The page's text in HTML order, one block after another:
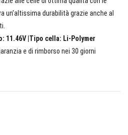
un’altissima durabilità grazie anche al
11.46V |Tipo cella: Li-Polymer
e di rimborso nei 30 giorni